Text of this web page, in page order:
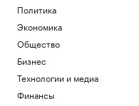
Политика
Экономика
Общество
Бизнес
Технологии и медиа
Финансы